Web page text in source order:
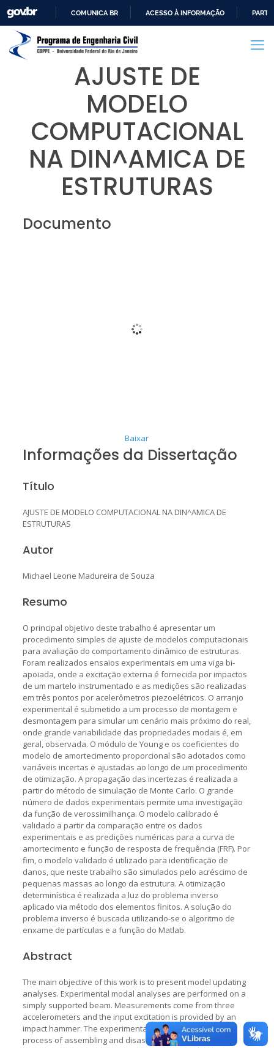
PARA
CONTEÚDO
COMUNICA BR ACESSO À INFORMAÇÃO
AJUSTE DE
MODELO
COMPUTACIONAL
NA DIN^AMICA DE
ESTRUTURAS
Documento
Baixar
Informações da Dissertação
Título
AJUSTE DE MODELO COMPUTACIONAL NA DIN^AMICA DE
ESTRUTURAS
Autor
Michael Leone Madureira de Souza
Resumo
O principal objetivo deste trabalho é apresentar um
procedimento simples de ajuste de modelos computacionais
para avaliação do comportamento dinâmico de estruturas.
Foram realizados ensaios experimentais em uma viga bi-
apoiada, onde a excitação externa é fornecida por impactos
de um martelo instrumentado e as medições são realizadas
em três pontos por acelerômetros piezoelétricos. O arranjo
experimental é submetido a um processo de montagem e
desmontagem para simular um cenário mais próximo do real,
onde grande variabilidade das propriedades modais é, em
geral, observada. O módulo de Young e os coeficientes do
modelo de amortecimento proporcional são adotados como
variáveis incertas e ajustadas ao longo de um procedimento
de otimização. A propagação das incertezas é realizada a
partir do método de simulação de Monte Carlo. O grande
número de dados experimentais permite uma investigação
da função de verossimilhança. O modelo calibrado é
validado a partir da comparação entre os dados
experimentais e as predições numéricas para a curva de
amortecimento e função de resposta de frequência (FRF). Por
fim, o modelo validado é utilizado para identificação de
danos, que neste trabalho são simulados pelo acréscimo de
pequenas massas ao longo da estrutura. A otimização
determinística é realizada a luz do problema inverso
aplicado via método dos elementos finitos. A solução do
problema inverso é buscada utilizando-se o algoritmo de
enxame de partículas e a função do Matlab.
Abstract
The main objective of this work is to present model updating
analyses. Experimental modal analyses are performed on a
simply supported beam. Measurements come from three
accelerometers and the input excitation is provided by an
impact hammer. The experimental set-up is submitted to a
process of assembling and disassembling the beam